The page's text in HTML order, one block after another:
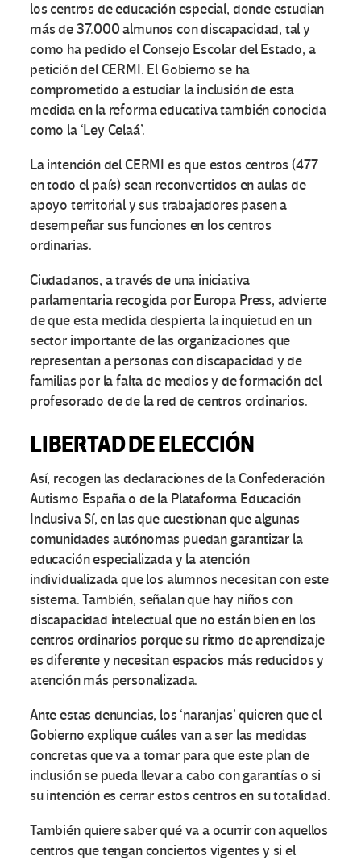
los centros de educación especial, donde estudian
más de 37.000 almunos con discapacidad, tal y
como ha pedido el Consejo Escolar del Estado, a
petición del CERMI. El Gobierno se ha
comprometido a estudiar la inclusión de esta
medida en la reforma educativa también conocida
como la ‘Ley Celaá’.
La intención del CERMI es que estos centros (477
en todo el país) sean reconvertidos en aulas de
apoyo territorial y sus trabajadores pasen a
desempeñar sus funciones en los centros
ordinarias.
Ciudadanos, a través de una iniciativa
parlamentaria recogida por Europa Press, advierte
de que esta medida despierta la inquietud en un
sector importante de las organizaciones que
representan a personas con discapacidad y de
familias por la falta de medios y de formación del
profesorado de de la red de centros ordinarios.
LIBERTAD DE ELECCIÓN
Así, recogen las declaraciones de la Confederación
Autismo España o de la Plataforma Educación
Inclusiva Sí, en las que cuestionan que algunas
comunidades autónomas puedan garantizar la
educación especializada y la atención
individualizada que los alumnos necesitan con este
sistema. También, señalan que hay niños con
discapacidad intelectual que no están bien en los
centros ordinarios porque su ritmo de aprendizaje
es diferente y necesitan espacios más reducidos y
atención más personalizada.
Ante estas denuncias, los ‘naranjas’ quieren que el
Gobierno explique cuáles van a ser las medidas
concretas que va a tomar para que este plan de
inclusión se pueda llevar a cabo con garantías o si
su intención es cerrar estos centros en su totalidad.
También quiere saber qué va a ocurrir con aquellos
centros que tengan conciertos vigentes y si el